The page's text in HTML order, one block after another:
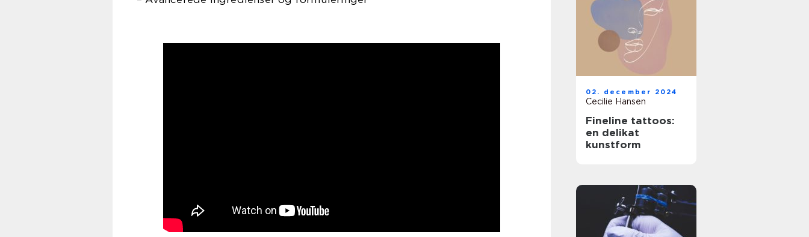
02. december 2024
Cecilie Hansen
Fineline tattoos:
en delikat
kunstform